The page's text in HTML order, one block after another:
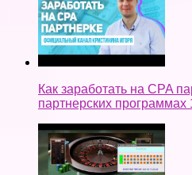
Как заработать на CPA
партнерских программах